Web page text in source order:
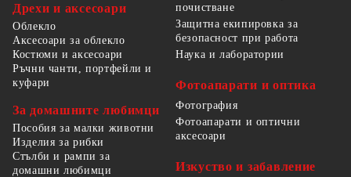
Дрехи и аксесоари
Облекло
Аксесоари за облекло
Костюми и аксесоари
Ръчни чанти, портфейли и
куфари
За домашните любимци
Пособия за малки животни
Изделия за рибки
Стълби и рампи за
домашни любимци
почистване
Защитна екипировка за
безопасност при работа
Наука и лаборатории
Фотоапарати и оптика
Фотография
Фотоапарати и оптични
аксесоари
Изкуство и забавление